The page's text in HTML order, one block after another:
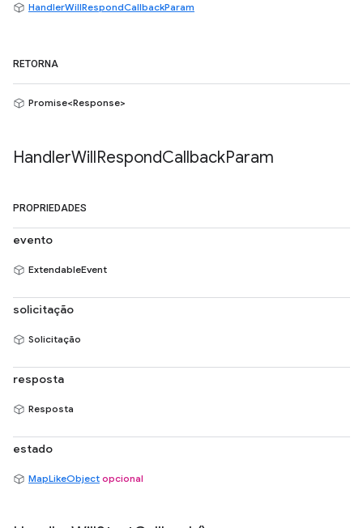
HandlerWillRespondCallbackParam
RETORNA
Promise<Response>
HandlerWillRespondCallbackParam
PROPRIEDADES
evento
ExtendableEvent
solicitação
Solicitação
resposta
Resposta
estado
MapLikeObject opcional